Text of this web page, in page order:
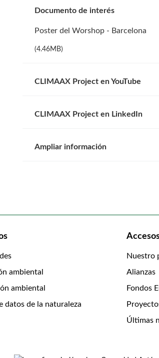
Documento de interés
Poster del Worshop - Barcelona
(4.46MB)
CLIMAAX Project en YouTube
CLIMAAX Project en LinkedIn
Ampliar información
ambiental
ambiental
datos de la naturaleza
Nuestro
Alianzas
Fondos
Últimas